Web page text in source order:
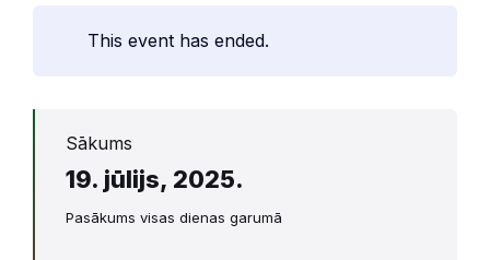
This event has ended.
Sākums
19. jūlijs, 2025.
Pasākums visas dienas garumā